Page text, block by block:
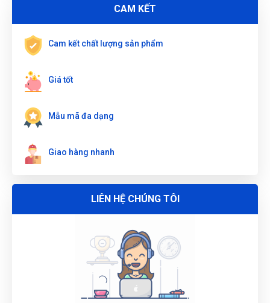
(Tỉnh Hải Dương)
MỎ LẾT RĂNG 1-1/2" 38mm, NGÀM CONG 45 ĐỘ W102014
Nguyễn Phương Yến Linh (Tỉnh Tuyên Quang)
W102014
MỎ LẾT RĂNG 1-1/2" 38mm, NGÀM CONG 45 ĐỘ W102014
CAM KẾT
Cam kết chất lượng sản phẩm
Giá tốt
Mẫu mã đa dạng
Giao hàng nhanh
LIÊN HỆ CHÚNG TÔI